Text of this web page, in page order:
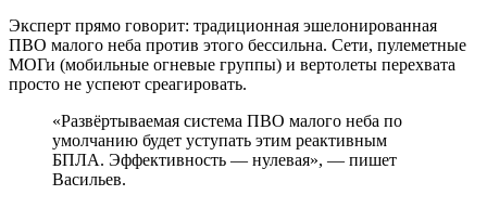
Эксперт прямо говорит: традиционная эшелонированная
ПВО малого неба против этого бессильна. Сети, пулеметные
МОГи (мобильные огневые группы) и вертолеты перехвата
просто не успеют среагировать.
«Развёртываемая система ПВО малого неба по
умолчанию будет уступать этим реактивным
БПЛА. Эффективность — нулевая», — пишет
Васильев.